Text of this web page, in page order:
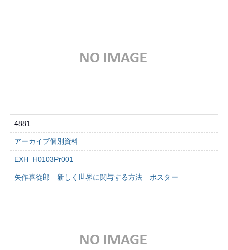
4881
アーカイブ個別資料
EXH_H0103Pr001
矢作喜從郎 新しく世界に関与する方法 ポスター